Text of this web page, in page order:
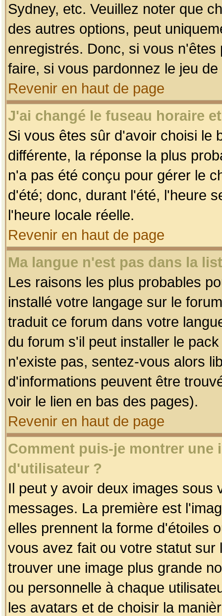
Sydney, etc. Veuillez noter que
des autres options, peut
enregistrés. Donc, si vous
faire, si vous pardonnez le jeu
Revenir en haut de page
J'ai changé le fuseau horaire
Si vous êtes sûr d'avoir choisi le
différente, la réponse la plus
n'a pas été conçu pour gérer le
d'été; donc, durant l'été, l'heure
l'heure locale réelle.
Revenir en haut de page
Ma langue n'est pas dans la
Les raisons les plus probables
installé votre langage sur le
traduit ce forum dans votre
du forum s'il peut installer le
n'existe pas, sentez-vous alors
d'informations peuvent être
voir le lien en bas des pages).
Revenir en haut de page
Comment puis-je montrer une
d'utilisateur ?
Il peut y avoir deux images sous
messages. La première est
elles prennent la forme d'étoiles
vous avez fait ou votre statut
trouver une image plus grande
ou personnelle à chaque
les avatars et de choisir la